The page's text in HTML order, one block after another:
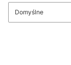
Domyślne